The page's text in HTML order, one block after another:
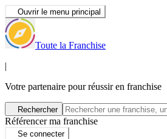
Ouvrir le menu principal
Toute la Franchise
|
Votre partenaire pour réussir en franchise
Rechercher
Référencer ma franchise
Se connecter